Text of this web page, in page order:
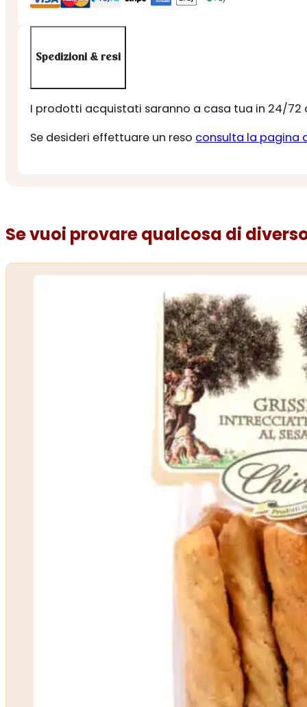
Spedizioni & resi
I prodotti acquistati saranno a casa tua in 24/72
Se desideri effettuare un reso consulta la pagina
Se vuoi provare qualcosa di